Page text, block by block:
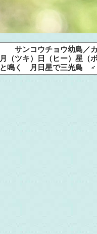
サンコウチョウ幼鳥／カ
月（ツキ）日（ヒー）星（
と鳴く 月日星で三光鳥